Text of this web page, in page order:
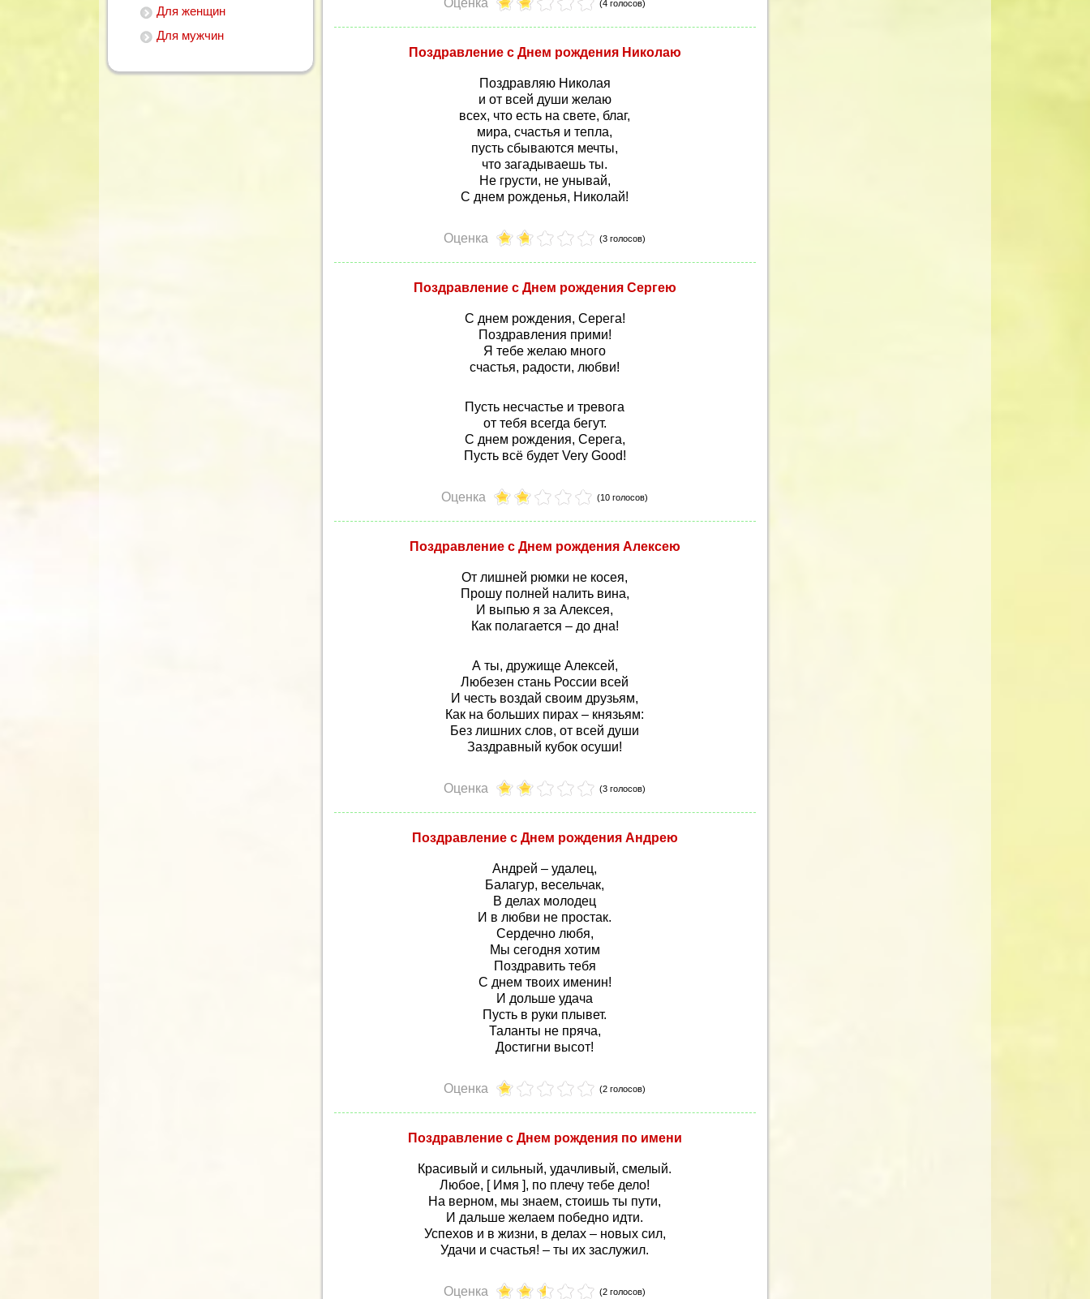
Для женщин
Для мужчин
(4 голосов)
Поздравление с Днем рождения Николаю
Поздравляю Николая
и от всей души желаю
всех, что есть на свете, благ,
мира, счастья и тепла,
пусть сбываются мечты,
что загадываешь ты.
Не грусти, не унывай,
С днем рожденья, Николай!
Оценка (3 голосов)
Поздравление с Днем рождения Сергею
С днем рождения, Серега!
Поздравления прими!
Я тебе желаю много
счастья, радости, любви!
Пусть несчастье и тревога
от тебя всегда бегут.
С днем рождения, Серега,
Пусть всё будет Very Good!
Оценка (10 голосов)
Поздравление с Днем рождения Алексею
От лишней рюмки не косея,
Прошу полней налить вина,
И выпью я за Алексея,
Как полагается – до дна!
А ты, дружище Алексей,
Любезен стань России всей
И честь воздай своим друзьям,
Как на больших пирах – князьям:
Без лишних слов, от всей души
Заздравный кубок осуши!
Оценка (3 голосов)
Поздравление с Днем рождения Андрею
Андрей – удалец,
Балагур, весельчак,
В делах молодец
И в любви не простак.
Сердечно любя,
Мы сегодня хотим
Поздравить тебя
С днем твоих именин!
И дольше удача
Пусть в руки плывет.
Таланты не пряча,
Достигни высот!
Оценка (2 голосов)
Поздравление с Днем рождения по имени
Красивый и сильный, удачливый, смелый.
Любое, [ Имя ], по плечу тебе дело!
На верном, мы знаем, стоишь ты пути,
И дальше желаем победно идти.
Успехов и в жизни, в делах – новых сил,
Удачи и счастья! – ты их заслужил.
Оценка (2 голосов)